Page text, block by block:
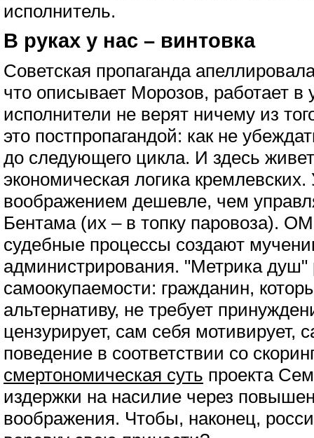
исполнитель.
В руках у нас – винтовка
Советская пропаганда
что описывает Морозов, работает в
исполнители не верят ничему из
это постпропагандой: как не
до следующего цикла. И здесь
экономическая логика кремлевских.
воображением дешевле, чем
Бентама (их – в топку паровоза).
судебные процессы создают
администрирования. "Метрика душ"
самоокупаемости: гражданин,
альтернативу, не требует
цензурирует, сам себя мотивирует,
поведение в соответствии со
смертономическая суть проекта
издержки на насилие через
воображения. Чтобы, наконец,